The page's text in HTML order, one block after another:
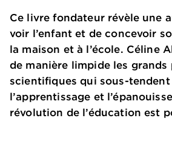
Ce livre fondateur révèle une
voir l’enfant et de concevoir
la maison et à l’école. Céline
de manière limpide les grands
scientifiques qui sous-tendent
l’apprentissage et
révolution de l’éducation est